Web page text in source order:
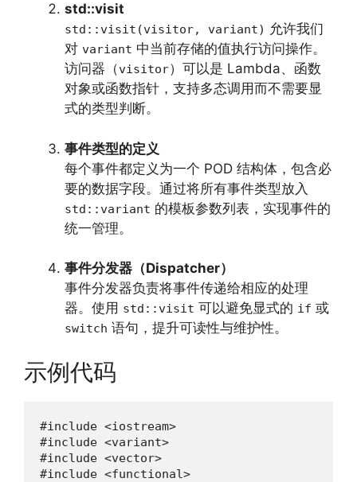
std::visit
std::visit(visitor, variant) 允许我们
对 variant 中当前存储的值执行访问操作。
访问器（visitor）可以是 Lambda、函数
对象或函数指针，支持多态调用而不需要显
式的类型判断。
事件类型的定义
每个事件都定义为一个 POD 结构体，包含必
要的数据字段。通过将所有事件类型放入
std::variant 的模板参数列表，实现事件的
统一管理。
事件分发器（Dispatcher）
事件分发器负责将事件传递给相应的处理
器。使用 std::visit 可以避免显式的 if 或
switch 语句，提升可读性与维护性。
示例代码
#include <iostream>
#include <variant>
#include <vector>
#include <functional>